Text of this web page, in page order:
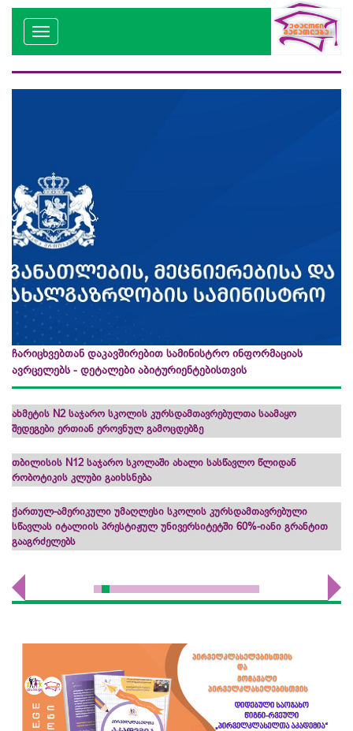
ჩარიცხვებთან დაკავშირებით სამინისტრო ინფორმაციას
ავრცელებს - დეტალები აბიტურიენტებისთვის
ახმეტის N2 საჯარო სკოლის კურსდამთავრებულთა საამაყო
შედეგები ერთიან ეროვნულ გამოცდებზე
თბილისის N12 საჯარო სკოლაში ახალი სასწავლო წლიდან
რობოტიკის კლუბი გაიხსნება
ქართულ-ამერიკული უმაღლესი სკოლის კურსდამთავრებული
სწავლას იტალიის პრესტიჟულ უნივერსიტეტში 60%-იანი გრანტით
გააგრძელებს